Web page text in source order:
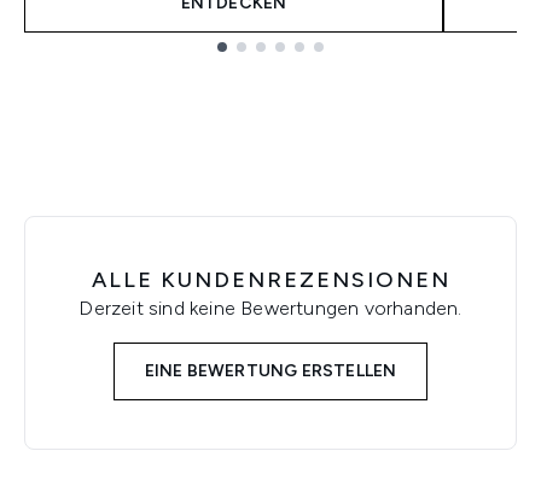
ALLE KUNDENREZENSIONEN
Derzeit sind keine Bewertungen vorhanden.
EINE BEWERTUNG ERSTELLEN